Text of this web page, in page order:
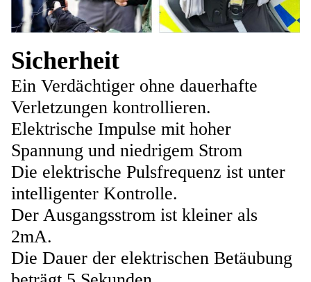
Sicherheit
Ein Verdächtiger ohne dauerhafte
Verletzungen kontrollieren.
Elektrische Impulse mit hoher
Spannung und niedrigem Strom
Die elektrische Pulsfrequenz ist unter
intelligenter Kontrolle.
Der Ausgangsstrom ist kleiner als
2mA.
Die Dauer der elektrischen Betäubung